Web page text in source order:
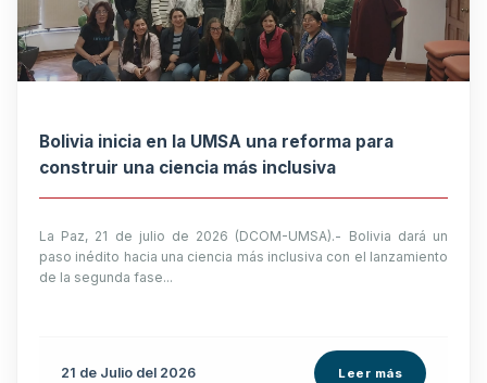
Bolivia inicia en la UMSA una reforma para
construir una ciencia más inclusiva
La Paz, 21 de julio de 2026 (DCOM-UMSA).- Bolivia dará un
paso inédito hacia una ciencia más inclusiva con el lanzamiento
de la segunda fase...
21 de Julio del 2026 Leer más